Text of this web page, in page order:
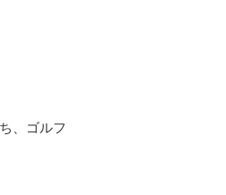
、ゴルフ